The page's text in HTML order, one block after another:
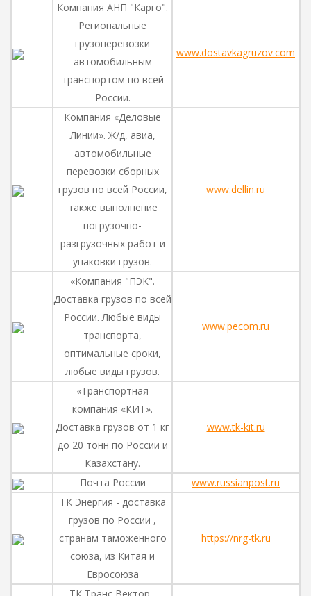
Компания АНП "Карго".
Региональные
грузоперевозки
автомобильным
транспортом по всей
России.
www.dostavkagruzov.com
Компания «Деловые
Линии». Ж/д, авиа,
автомобильные
перевозки сборных
грузов по всей России,
также выполнение
погрузочно-
разгрузочных работ и
упаковки грузов.
www.dellin.ru
«Компания "ПЭК".
Доставка грузов по всей
России. Любые виды
транспорта,
оптимальные сроки,
любые виды грузов.
www.pecom.ru
«Транспортная
компания «КИТ».
Доставка грузов от 1 кг
до 20 тонн по России и
Казахстану.
www.tk-kit.ru
Почта России
www.russianpost.ru
ТК Энергия - доставка
грузов по России ,
странам таможенного
союза, из Китая и
Евросоюза
https://nrg-tk.ru